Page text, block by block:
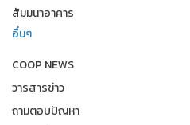
สัมมนาอาคาร
อื่นๆ
COOP NEWS
วารสารข่าว
ถามตอบปัญหา